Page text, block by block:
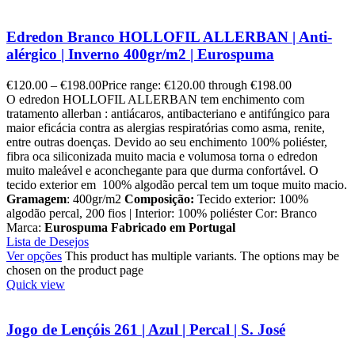
Edredon Branco HOLLOFIL ALLERBAN | Anti-
alérgico | Inverno 400gr/m2 | Eurospuma
€120.00 – €198.00Price range: €120.00 through €198.00
O edredon HOLLOFIL ALLERBAN tem enchimento com
tratamento allerban : antiácaros, antibacteriano e antifúngico para
maior eficácia contra as alergias respiratórias como asma, renite,
entre outras doenças. Devido ao seu enchimento 100% poliéster,
fibra oca siliconizada muito macia e volumosa torna o edredon
muito maleável e aconchegante para que durma confortável. O
tecido exterior em 100% algodão percal tem um toque muito macio.
Gramagem: 400gr/m2 Composição: Tecido exterior: 100%
algodão percal, 200 fios | Interior: 100% poliéster Cor: Branco
Marca: Eurospuma Fabricado em Portugal
Lista de Desejos
Ver opções This product has multiple variants. The options may be
chosen on the product page
Quick view
Jogo de Lençóis 261 | Azul | Percal | S. José